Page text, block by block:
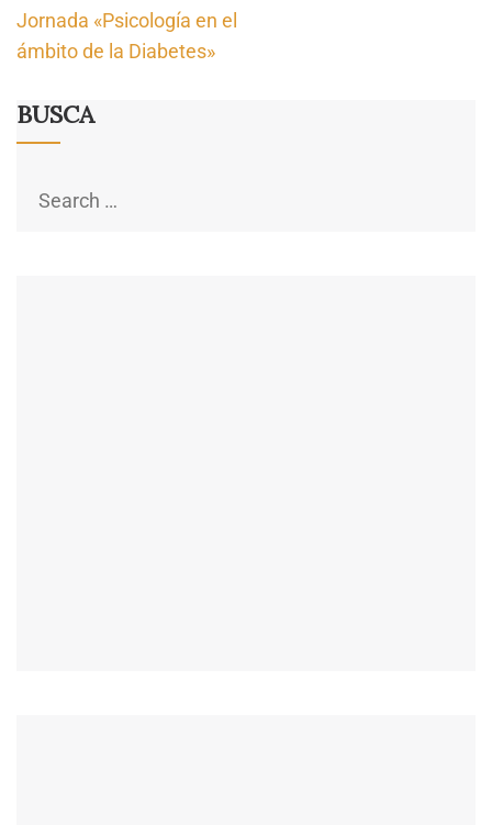
Navegación
de
Jornada «Psicología en el
ámbito de la Diabetes»
BUSCA